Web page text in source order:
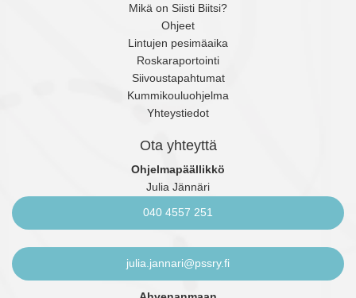
Mikä on Siisti Biitsi?
Ohjeet
Lintujen pesimäaika
Roskaraportointi
Siivoustapahtumat
Kummikouluohjelma
Yhteystiedot
Ota yhteyttä
Ohjelmapäällikkö
Julia Jännäri
040 4557 251
julia.jannari@pssry.fi